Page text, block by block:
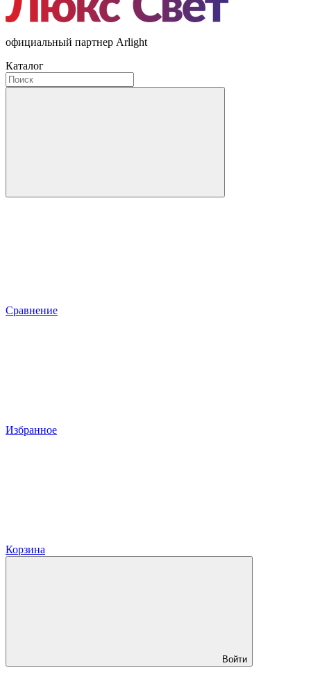
официальный партнер Arlight
Каталог
Сравнение
Избранное
Корзина
Войти